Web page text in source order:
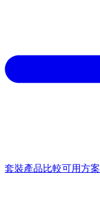
套裝產品比較可用方案